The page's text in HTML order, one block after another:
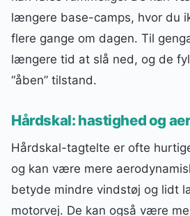
længere base-camps, hvor du
flere gange om dagen. Til
længere tid at slå ned, og de
“åben” tilstand.
Hårdskal: hastighed og
Hårdskal-tagtelte er ofte
og kan være mere
betyde mindre vindstøj og lidt
motorvej. De kan også være